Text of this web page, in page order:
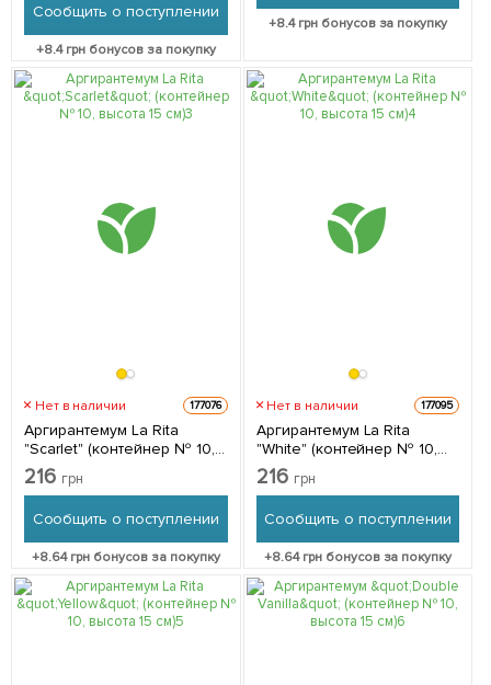
Сообщить о поступлении
+8.4грн бонусов за покупку
+8.4грн бонусов за покупку
Нет в наличии 177076
Аргирантемум La Rita
"Scarlet" (контейнер № 10,
высота 15 см) 1 саженец в
упаковке
216 грн
Сообщить о поступлении
+8.64грн бонусов за покупку
Нет в наличии 177095
Аргирантемум La Rita
"White" (контейнер № 10,
высота 15 см) 1 саженец в
упаковке
216 грн
Сообщить о поступлении
+8.64грн бонусов за покупку